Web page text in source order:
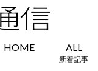
HOME ALL
新着記事